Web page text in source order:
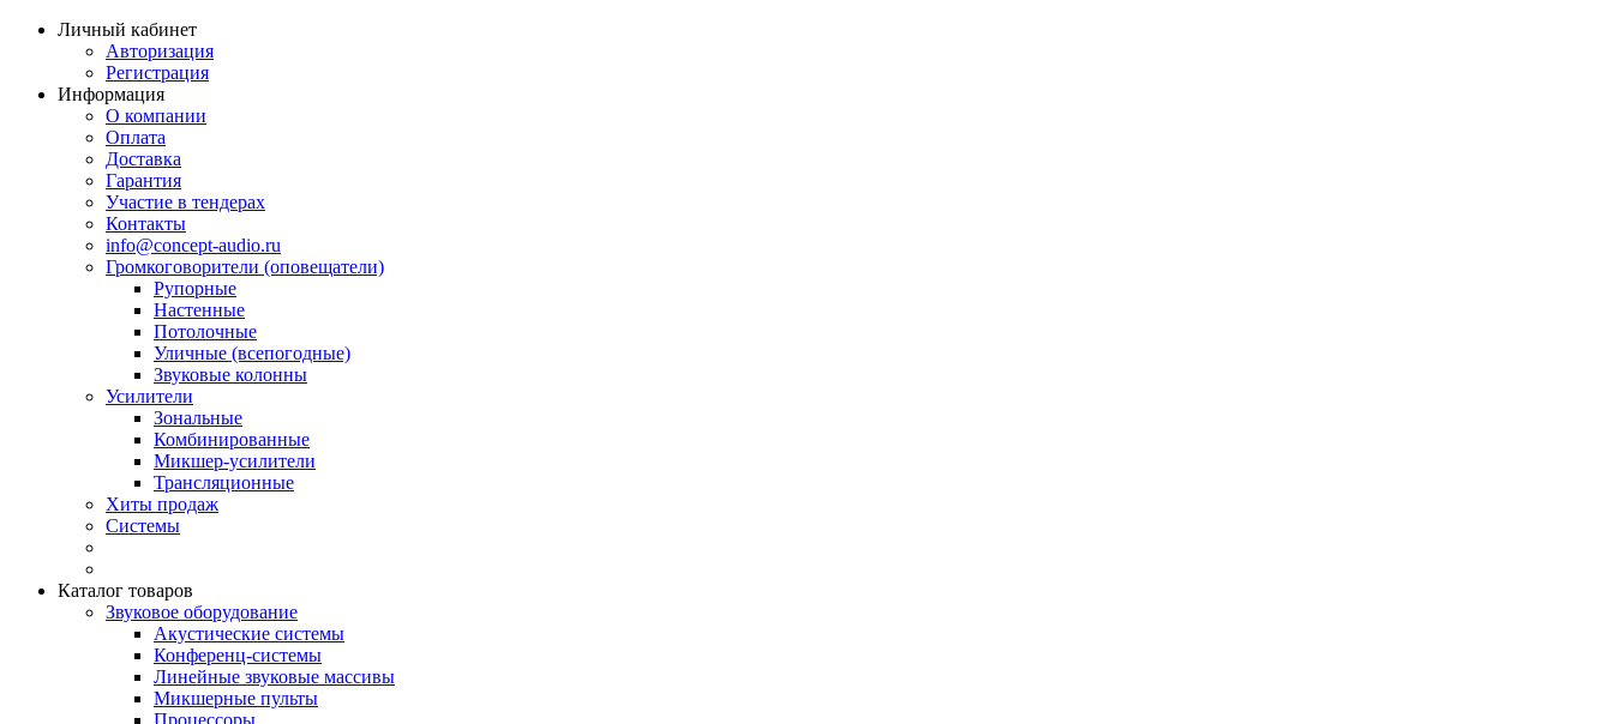
Личный кабинет
Авторизация
Регистрация
Информация
О компании
Оплата
Доставка
Гарантия
Участие в тендерах
Контакты
info@concept-audio.ru
Громкоговорители (оповещатели)
Рупорные
Настенные
Потолочные
Уличные (всепогодные)
Звуковые колонны
Усилители
Зональные
Комбинированные
Микшер-усилители
Трансляционные
Хиты продаж
Системы
Каталог товаров
Звуковое оборудование
Акустические системы
Конференц-системы
Линейные звуковые массивы
Микшерные пульты
Процессоры